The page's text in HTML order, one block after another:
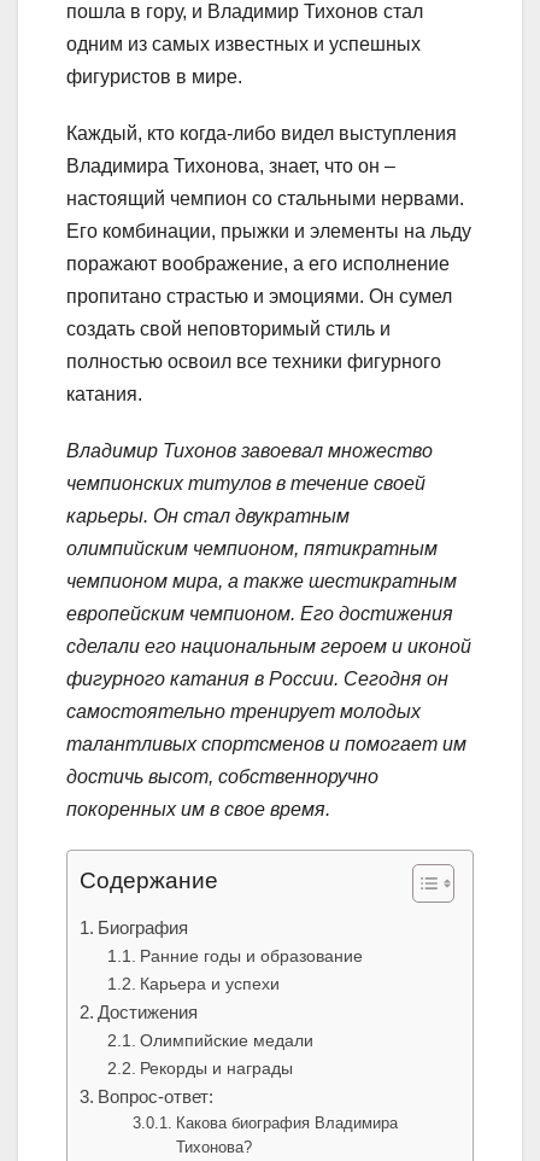
пошла в гору, и Владимир Тихонов стал
одним из самых известных и успешных
фигуристов в мире.
Каждый, кто когда-либо видел выступления
Владимира Тихонова, знает, что он –
настоящий чемпион со стальными нервами.
Его комбинации, прыжки и элементы на льду
поражают воображение, а его исполнение
пропитано страстью и эмоциями. Он сумел
создать свой неповторимый стиль и
полностью освоил все техники фигурного
катания.
Владимир Тихонов завоевал множество
чемпионских титулов в течение своей
карьеры. Он стал двукратным
олимпийским чемпионом, пятикратным
чемпионом мира, а также шестикратным
европейским чемпионом. Его достижения
сделали его национальным героем и иконой
фигурного катания в России. Сегодня он
самостоятельно тренирует молодых
талантливых спортсменов и помогает им
достичь высот, собственноручно
покоренных им в свое время.
Содержание
Биография
Ранние годы и образование
Карьера и успехи
Достижения
Олимпийские медали
Рекорды и награды
Вопрос-ответ:
Какова биография Владимира
Тихонова?